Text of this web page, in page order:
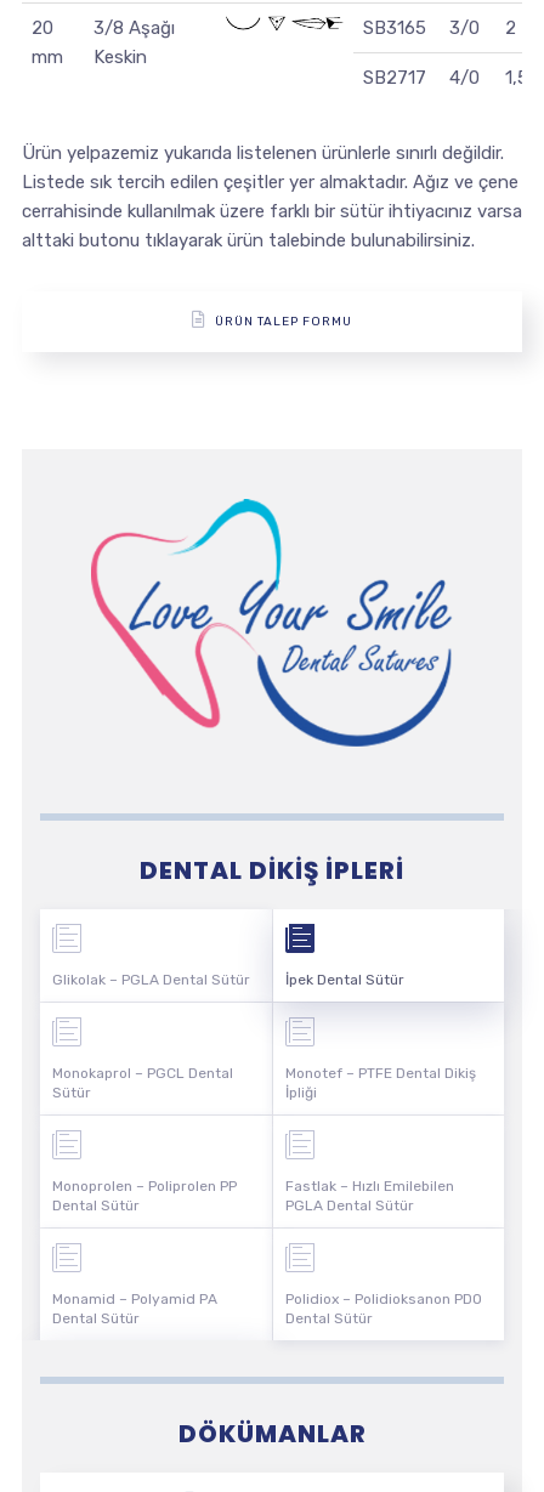
20
mm
3/8 Aşağı
Keskin
SB3165 3/0 2
SB2717 4/0 1,5
Ürün yelpazemiz yukarıda listelenen ürünlerle sınırlı değildir.
Listede sık tercih edilen çeşitler yer almaktadır. Ağız ve çene
cerrahisinde kullanılmak üzere farklı bir sütür ihtiyacınız varsa
alttaki butonu tıklayarak ürün talebinde bulunabilirsiniz.
ÜRÜN TALEP FORMU
DENTAL DIKIŞ İPLERI
Glikolak – PGLA Dental Sütür
Monokaprol – PGCL Dental
Sütür
Monoprolen – Poliprolen PP
Dental Sütür
Monamid – Polyamid PA
Dental Sütür
İpek Dental Sütür
Monotef – PTFE Dental Dikiş
İpliği
Fastlak – Hızlı Emilebilen
PGLA Dental Sütür
Polidiox – Polidioksanon PDO
Dental Sütür
DÖKÜMANLAR